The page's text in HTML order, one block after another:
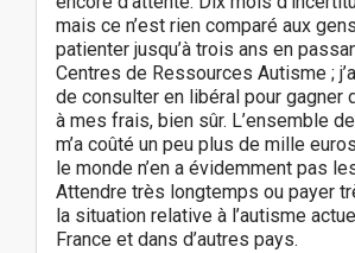
mais ce n’est rien comparé aux
patienter jusqu’à trois ans en
Centres de Ressources Autisme ;
de consulter en libéral pour gagner
à mes frais, bien sûr. L’ensemble
m’a coûté un peu plus de mille
le monde n’en a évidemment pas
Attendre très longtemps ou payer
la situation relative à l’autisme
France et dans d’autres pays.